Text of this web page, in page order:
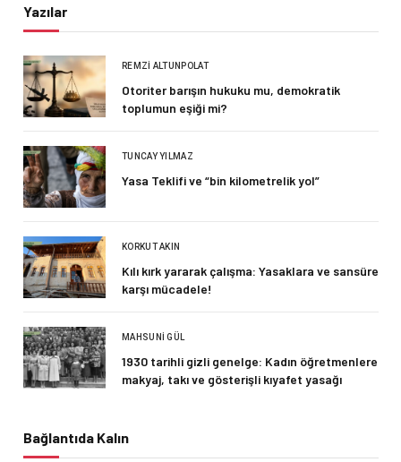
Yazılar
REMZI ALTUNPOLAT
Otoriter barışın hukuku mu, demokratik
toplumun eşiği mi?
TUNCAY YILMAZ
Yasa Teklifi ve “bin kilometrelik yol”
KORKUT AKIN
Kılı kırk yararak çalışma: Yasaklara ve sansüre
karşı mücadele!
MAHSUNI GÜL
1930 tarihli gizli genelge: Kadın öğretmenlere
makyaj, takı ve gösterişli kıyafet yasağı
Bağlantıda Kalın